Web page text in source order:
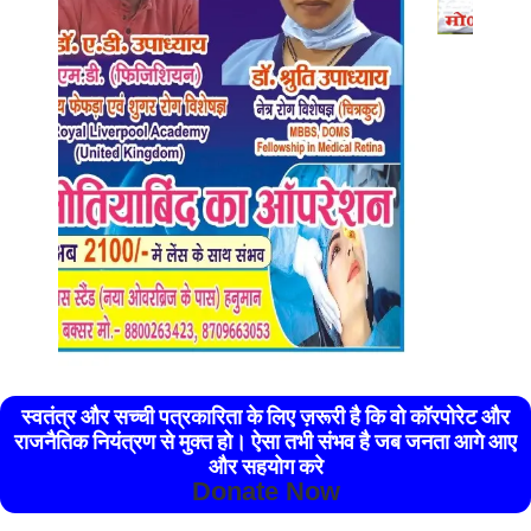
स्वतंत्र और सच्ची पत्रकारिता के लिए ज़रूरी है कि वो कॉरपोरेट और
राजनैतिक नियंत्रण से मुक्त हो। ऐसा तभी संभव है जब जनता आगे आए
और सहयोग करे
Donate Now